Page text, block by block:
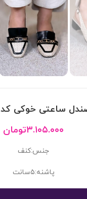
ساعتی خوکی کد ۶۳۷۷
۳.۱۰۵.۰۰۰تومان
جنس:کنف
پاشنه:۵سانت